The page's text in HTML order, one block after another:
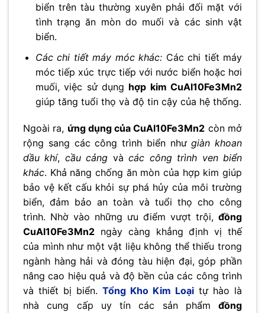
biển trên tàu thường xuyên phải đối mặt với
tình trạng ăn mòn do muối và các sinh vật
biển.
Các chi tiết máy móc khác: Các chi tiết máy
móc tiếp xúc trực tiếp với nước biển hoặc hơi
muối, việc sử dụng hợp kim CuAl10Fe3Mn2
giúp tăng tuổi thọ và độ tin cậy của hệ thống.
Ngoài ra, ứng dụng của CuAl10Fe3Mn2 còn mở
rộng sang các công trình biển nhưgiàn khoan
dầu khí, cầu cảng vàcác công trình ven biển
khác. Khả năng chống ăn mòn của hợp kim giúp
bảo vệ kết cấu khỏi sự phá hủy của môi trường
biển, đảm bảo an toàn và tuổi thọ cho công
trình. Nhờ vào những ưu điểm vượt trội, đồng
CuAl10Fe3Mn2 ngày càng khẳng định vị thế
của mình như một vật liệu không thể thiếu trong
ngành hàng hải và đóng tàu hiện đại, góp phần
nâng cao hiệu quả và độ bền của các công trình
và thiết bị biển. Tổng Kho Kim Loại tự hào là
nhà cung cấp uy tín các sản phẩm đồng